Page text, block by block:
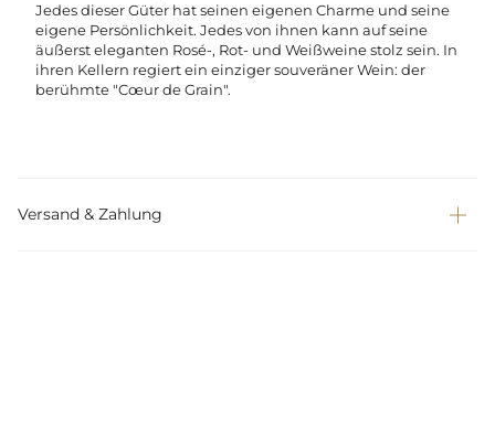
Jedes dieser Güter hat seinen eigenen Charme und seine
eigene Persönlichkeit. Jedes von ihnen kann auf seine
äußerst eleganten Rosé-, Rot- und Weißweine stolz sein. In
ihren Kellern regiert ein einziger souveräner Wein: der
berühmte "Cœur de Grain".
Versand & Zahlung